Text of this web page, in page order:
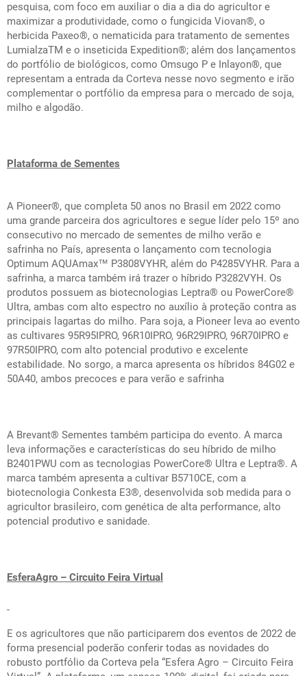
pesquisa, com foco em auxiliar o dia a dia do agricultor e
maximizar a produtividade, como o fungicida Viovan®, o
herbicida Paxeo®, o nematicida para tratamento de sementes
LumialzaTM e o inseticida Expedition®; além dos lançamentos
do portfólio de biológicos, como Omsugo P e Inlayon®, que
representam a entrada da Corteva nesse novo segmento e irão
complementar o portfólio da empresa para o mercado de soja,
milho e algodão.
Plataforma de Sementes
A Pioneer®, que completa 50 anos no Brasil em 2022 como
uma grande parceira dos agricultores e segue líder pelo 15º ano
consecutivo no mercado de sementes de milho verão e
safrinha no País, apresenta o lançamento com tecnologia
Optimum AQUAmax™ P3808VYHR, além do P4285VYHR. Para a
safrinha, a marca também irá trazer o híbrido P3282VYH. Os
produtos possuem as biotecnologias Leptra® ou PowerCore®
Ultra, ambas com alto espectro no auxílio à proteção contra as
principais lagartas do milho. Para soja, a Pioneer leva ao evento
as cultivares 95R95IPRO, 96R10IPRO, 96R29IPRO, 96R70IPRO e
97R50IPRO, com alto potencial produtivo e excelente
estabilidade. No sorgo, a marca apresenta os híbridos 84G02 e
50A40, ambos precoces e para verão e safrinha
A Brevant®️ Sementes também participa do evento. A marca
leva informações e características do seu híbrido de milho
B2401PWU com as tecnologias PowerCore® Ultra e Leptra®. A
marca também apresenta a cultivar B5710CE, com a
biotecnologia Conkesta E3®, desenvolvida sob medida para o
agricultor brasileiro, com genética de alta performance, alto
potencial produtivo e sanidade.
EsferaAgro – Circuito Feira Virtual
E os agricultores que não participarem dos eventos de 2022 de
forma presencial poderão conferir todas as novidades do
robusto portfólio da Corteva pela “Esfera Agro – Circuito Feira